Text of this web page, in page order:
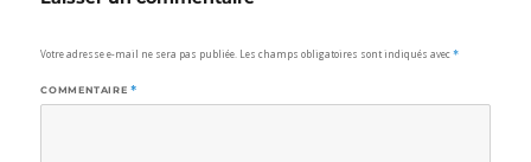
Votre adresse e-mail ne sera pas publiée. Les champs obligatoires sont indiqués avec*
COMMENTAIRE *